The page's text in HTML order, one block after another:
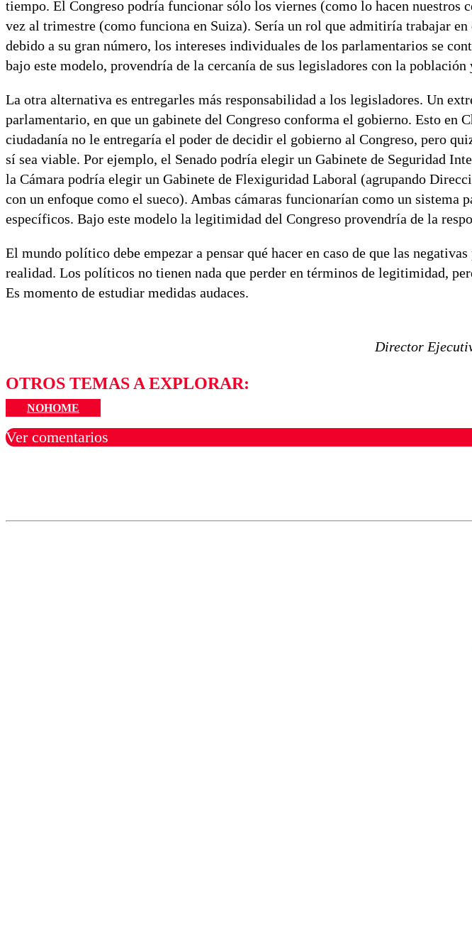
tiempo. El Congreso podría funcionar sólo los viernes (como lo hacen nuestros
vez al trimestre (como funciona en Suiza). Sería un rol que admitiría trabajar en
debido a su gran número, los intereses individuales de los parlamentarios se
bajo este modelo, provendría de la cercanía de sus legisladores con la población
La otra alternativa es entregarles más responsabilidad a los legisladores. Un
parlamentario, en que un gabinete del Congreso conforma el gobierno. Esto en
ciudadanía no le entregaría el poder de decidir el gobierno al Congreso, pero
sí sea viable. Por ejemplo, el Senado podría elegir un Gabinete de Seguridad
la Cámara podría elegir un Gabinete de Flexiguridad Laboral (agrupando
con un enfoque como el sueco). Ambas cámaras funcionarían como un sistema
específicos. Bajo este modelo la legitimidad del Congreso provendría de la
El mundo político debe empezar a pensar qué hacer en caso de que las
realidad. Los políticos no tienen nada que perder en términos de legitimidad,
Es momento de estudiar medidas audaces.
Director
OTROS TEMAS A EXPLORAR:
NOHOME
Ver comentarios